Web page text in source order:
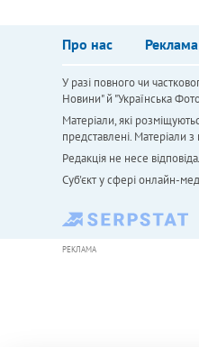
Про нас
У разі повного чи
Новини" й "Українська
Матеріали, які
представлені. Матеріали
Редакція не несе
Cуб'єкт у сфері онлайн-
РЕКЛАМА